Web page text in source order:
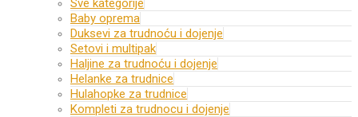
Sve kategorije
Baby oprema
Duksevi za trudnoću i dojenje
Setovi i multipak
Haljine za trudnoću i dojenje
Helanke za trudnice
Hulahopke za trudnice
Kompleti za trudnocu i dojenje